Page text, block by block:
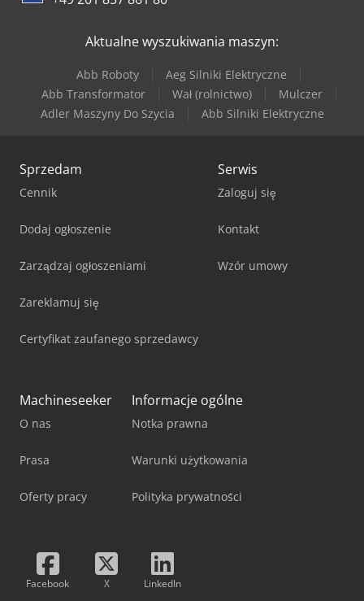
Aktualne wyszukiwania maszyn:
Abb Roboty
Aeg Silniki Elektryczne
Abb Transformator
Wał (rolnictwo)
Mulczer
Adler Maszyny Do Szycia
Abb Silniki Elektryczne
Sprzedam
Cennik
Dodaj ogłoszenie
Zarządzaj ogłoszeniami
Zareklamuj się
Certyfikat zaufanego sprzedawcy
Serwis
Zaloguj się
Kontakt
Wzór umowy
Machineseeker
O nas
Prasa
Oferty pracy
Informacje ogólne
Notka prawna
Warunki użytkowania
Polityka prywatności
Facebook X LinkedIn